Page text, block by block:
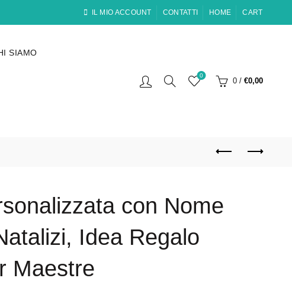
IL MIO ACCOUNT CONTATTI HOME CART
SIAMO
0
0 / €0,00
con Nome
Idea Regalo
Maestre